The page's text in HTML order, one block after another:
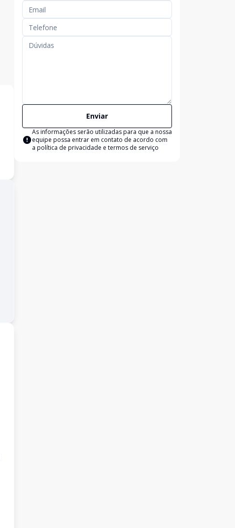
Enviar
As informações serão utilizadas para que a nossa
equipe possa entrar em contato de acordo com
a política de privacidade e termos de serviço